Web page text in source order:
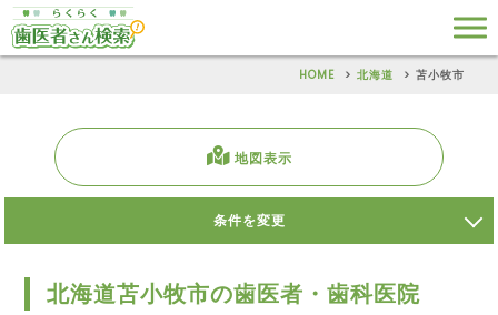
HOME 北海道 苫小牧市
地図表示
条件を変更
北海道苫小牧市の歯医者・歯科医院